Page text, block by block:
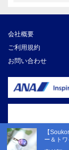
【
ー＆ト
会社概要
ご利用規約
お問い合わせ